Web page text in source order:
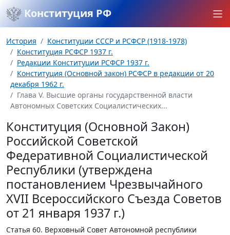
Конституция РФ
История
Конституции СССР и РСФСР (1918-1978)
Конституция РСФСР 1937 г.
Редакции Конституции РСФСР 1937 г.
Конституция (Основной закон) РСФСР в редакции от 20
декабря 1962 г.
Глава V. Высшие органы государственной власти
Автономных Советских Социалистических...
Конституция (Основной Закон)
Российской Советской
Федеративной Социалистической
Республики (утверждена
постановлением Чрезвычайного
XVII Всероссийского Съезда Советов
от 21 января 1937 г.)
Статья 60. Верховный Совет Автономной республики